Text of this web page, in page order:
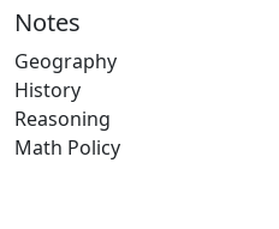
Notes
Geography
History
Reasoning
Math Policy